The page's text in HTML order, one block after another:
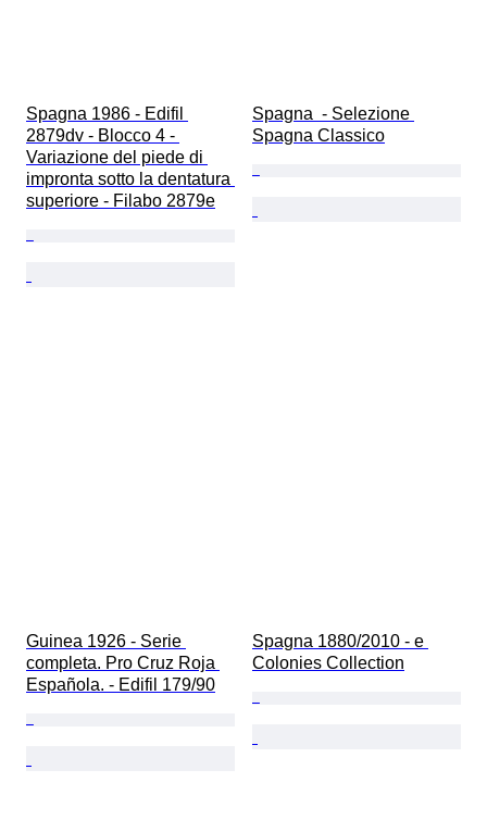
Spagna 1986 - Edifil
2879dv - Blocco 4 -
Variazione del piede di
impronta sotto la dentatura
superiore - Filabo 2879e
Spagna  - Selezione
Spagna Classico
Guinea 1926 - Serie
completa. Pro Cruz Roja
Española. - Edifil 179/90
Spagna 1880/2010 - e
Colonies Collection